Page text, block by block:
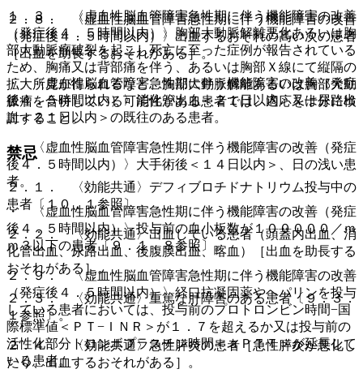
２．８． 〈虚血性脳血管障害急性期に伴う機能障害の改善
（発症後４．５時間以内）〉出血するおそれの高い次の患者
［出血を助長するおそれがある］。
・ 〈虚血性脳血管障害急性期に伴う機能障害の改善（発症
後４．５時間以内）〉消化管出血＜２１日以内＞又は尿路出
血＜２１日以内＞の既往のある患者。
・ 〈虚血性脳血管障害急性期に伴う機能障害の改善（発症
後４．５時間以内）〉大手術後＜１４日以内＞、日の浅い患
者。
・ 〈虚血性脳血管障害急性期に伴う機能障害の改善（発症
後４．５時間以内）〉投与前の血小板数が１０００００／ｍ
ｍ３以下の患者〔９．１．８参照〕。
２．９． 〈虚血性脳血管障害急性期に伴う機能障害の改善
（発症後４．５時間以内）〉経口抗凝固薬やヘパリンを投与
している患者においては、投与前のプロトロンビン時間−国
際標準値＜ＰＴ−ＩＮＲ＞が１．７を超えるか又は投与前の
活性化部分トロンボプラスチン時間＜ａＰＴＴ＞が延長して
いる患者。
１．３． 〈虚血性脳血管障害急性期に伴う機能障害の改善
（発症後４．５時間以内）〉胸部大動脈解離悪化あるいは胸
部大動脈瘤破裂を起こし死亡に至った症例が報告されている
ため、胸痛又は背部痛を伴う、あるいは胸部Ｘ線にて縦隔の
拡大所見が得られるなど、胸部大動脈解離あるいは胸部大動
脈瘤を合併している可能性がある患者では、適応を十分に検
討すること。
禁忌
２．１． 〈効能共通〉デフィブロチドナトリウム投与中の
患者〔１０．１参照〕。
２．２． 〈効能共通〉出血している患者（頭蓋内出血、消
化管出血、尿路出血、後腹膜出血、喀血）［出血を助長する
おそれがある］。
２．３． 〈効能共通〉重篤な肝障害のある患者〔９．３．
１参照〕。
２．４． 〈効能共通〉急性膵炎の患者［急性膵炎が悪化し
たり、出血するおそれがある］。